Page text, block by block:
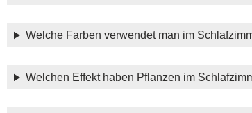
Welche Farben verwendet man im
Welchen Effekt haben Pflanzen im